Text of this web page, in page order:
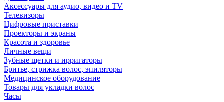
Аксессуары для аудио, видео и TV
Телевизоры
Цифровые приставки
Проекторы и экраны
Красота и здоровье
Личные вещи
Зубные щетки и ирригаторы
Бритье, стрижка волос, эпиляторы
Медицинское оборудование
Товары для укладки волос
Часы